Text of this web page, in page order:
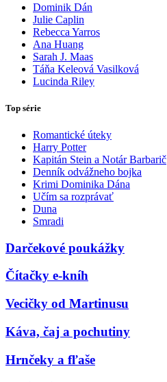
Dominik Dán
Julie Caplin
Rebecca Yarros
Ana Huang
Sarah J. Maas
Táňa Keleová Vasilková
Lucinda Riley
Top série
Romantické úteky
Harry Potter
Kapitán Stein a Notár Barbarič
Denník odvážneho bojka
Krimi Dominika Dána
Učím sa rozprávať
Duna
Smradi
Darčekové poukážky
Čítačky e-kníh
Vecičky od Martinusu
Káva, čaj a pochutiny
Hrnčeky a fľaše